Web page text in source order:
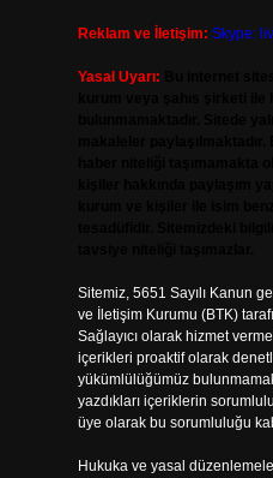
Reklam ve İletişim: Skype:
Yasal Uyarı:
Sitemiz, 5651 Sayılı Kanun
ve İletişim Kurumu (BTK)
Sağlayıcı olarak hizmet
içerikleri proaktif olarak
yükümlülüğümüz
yazdıkları içeriklerin
üye olarak bu sorumluluğu
Hukuka ve yasal